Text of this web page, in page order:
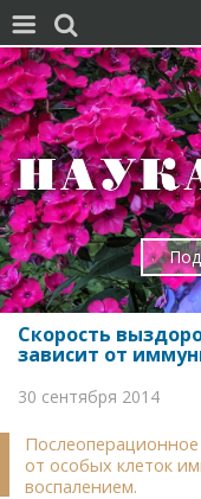
 
Скорость
зависит от
30 сентября 2014
Послеоперационное
от особых клеток
воспалением.